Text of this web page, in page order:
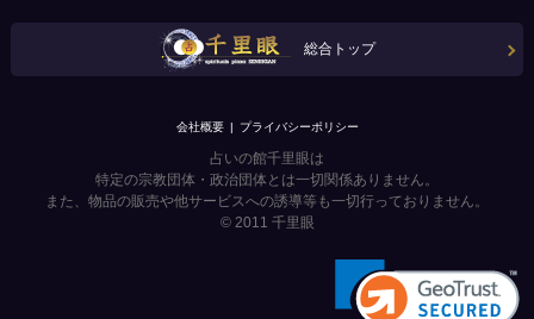
総合トップ
会社概要 プライバシーポリシー
占いの館千里眼は
特定の宗教団体・政治団体とは一切関係ありません。
また、物品の販売や他サービスへの誘導等も一切行っておりません。
© 2011 千里眼